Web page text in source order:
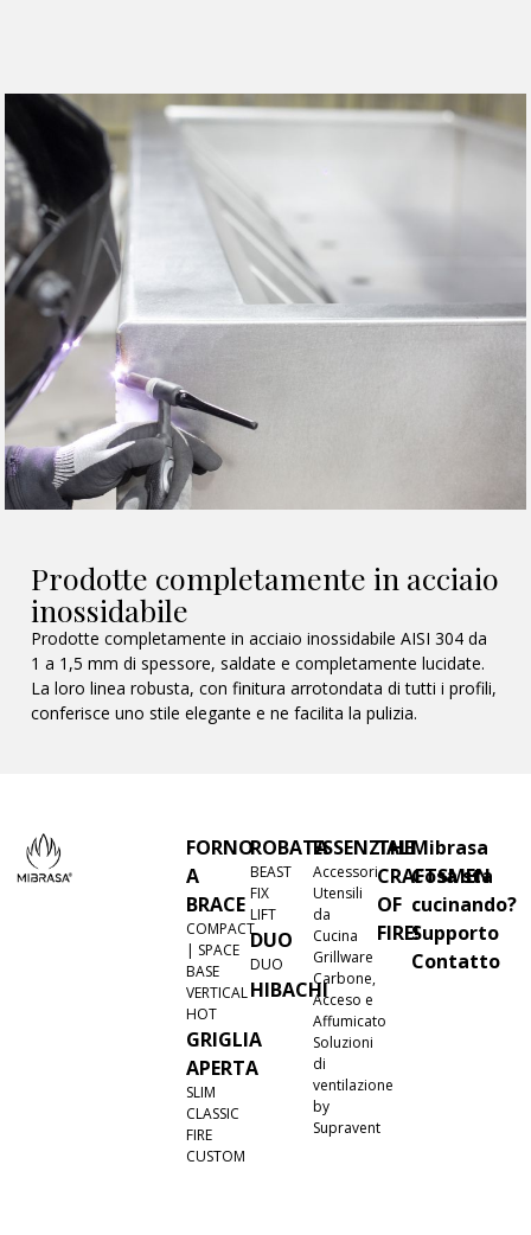
Prodotte completamente in acciaio
inossidabile
Prodotte completamente in acciaio inossidabile AISI 304 da
1 a 1,5 mm di spessore, saldate e completamente lucidate.
La loro linea robusta, con finitura arrotondata di tutti i profili,
conferisce uno stile elegante e ne facilita la pulizia.
FORNO
A
BRACE
COMPACT
| SPACE
BASE
VERTICAL
HOT
GRIGLIA
APERTA
SLIM
CLASSIC
FIRE
CUSTOM
ROBATA
BEAST
FIX
LIFT
DUO
DUO
HIBACHI
ESSENZIALI
Accessori
Utensili
da
Cucina
Grillware
Carbone,
Acceso e
Affumicato
Soluzioni
di
ventilazione
by
Supravent
THE
CRAFTSMEN
OF
FIRE!
Mibrasa
Cosa sta
cucinando?
Supporto
Contatto